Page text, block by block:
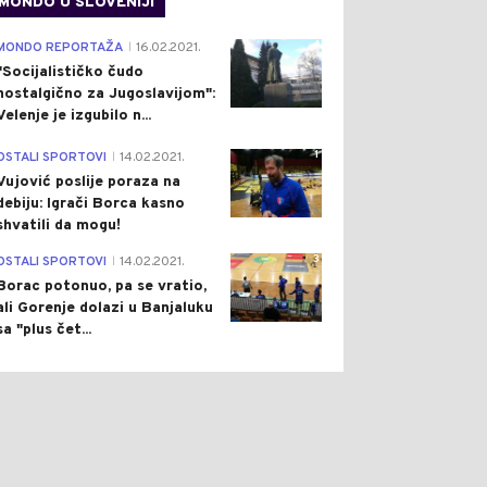
4
REPORTAŽA 16.02.2021.
čudo
za Jugoslavijom":
je izgubilo n...
1
SPORTOVI 14.02.2021.
poslije poraza na
Igrači Borca kasno
da mogu!
3
SPORTOVI 14.02.2021.
potonuo, pa se vratio,
Gorenje dolazi u Banjaluku
"plus čet...